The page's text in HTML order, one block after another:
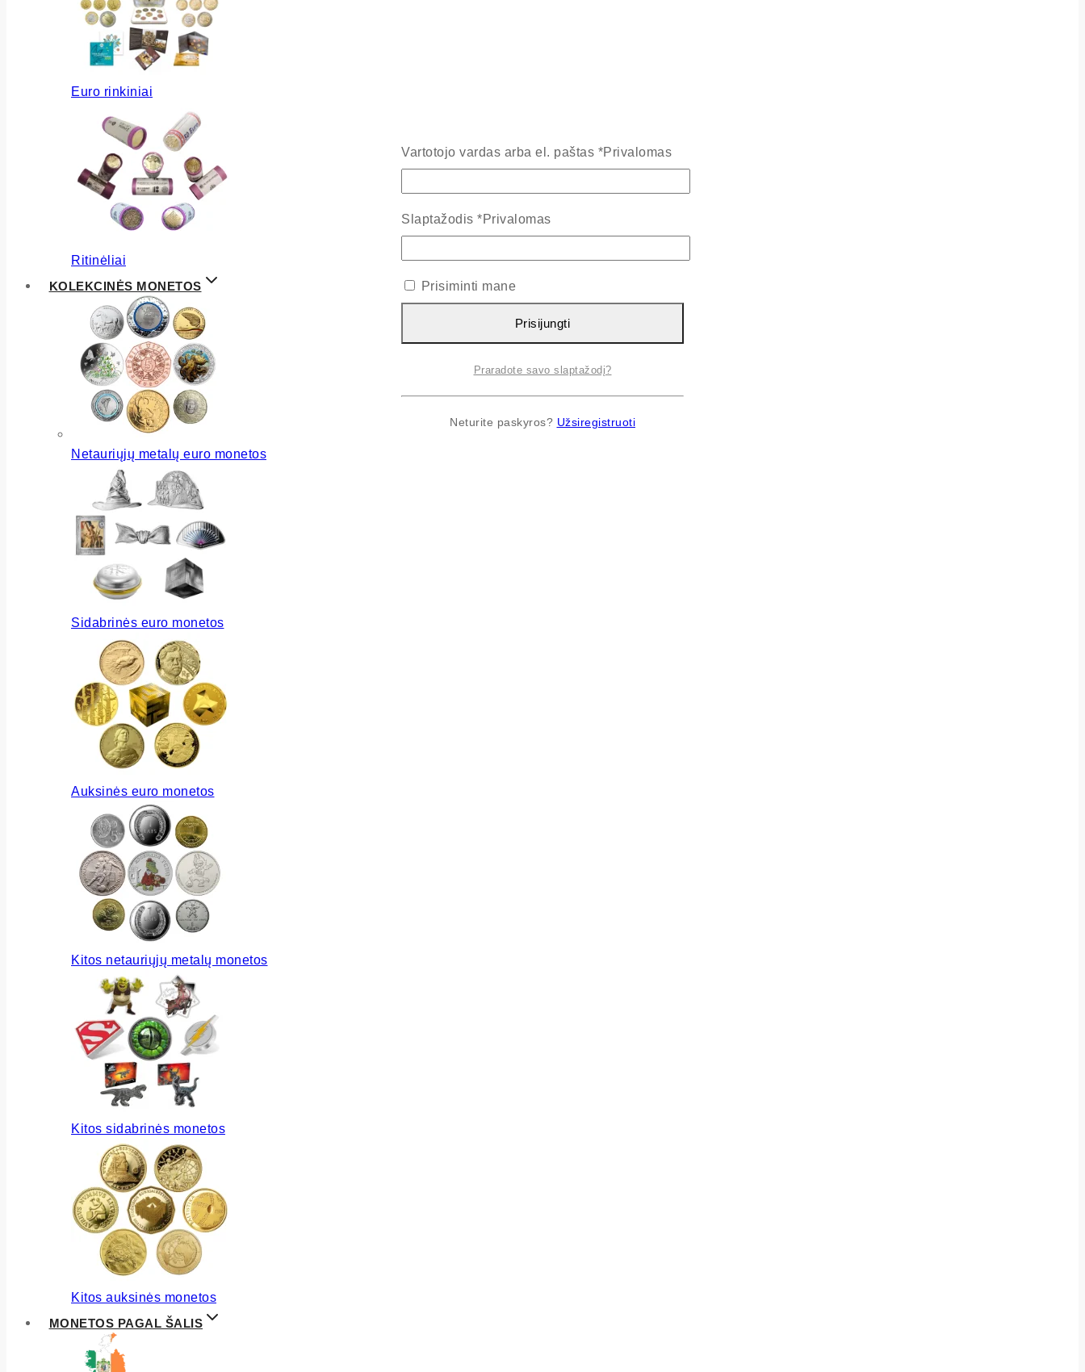
Euro rinkiniai
Ritinėliai
KOLEKCINĖS MONETOS
Netauriųjų metalų euro monetos
Sidabrinės euro monetos
Auksinės euro monetos
Kitos netauriųjų metalų monetos
Kitos sidabrinės monetos
Kitos auksinės monetos
MONETOS PAGAL ŠALIS
Vartotojo vardas arba el. paštas *Privalomas
Slaptažodis *Privalomas
Prisiminti mane
Prisijungti
Praradote savo slaptažodį?
Neturite paskyros? Užsiregistruoti